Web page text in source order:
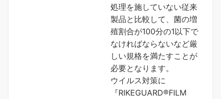
処理を施していない従来
製品と比較して、菌の増
殖割合が100分の1以下で
なければならないなど厳
しい規格を満たすことが
必要となります。
ウイルス対策に
『RIKEGUARD®FILM